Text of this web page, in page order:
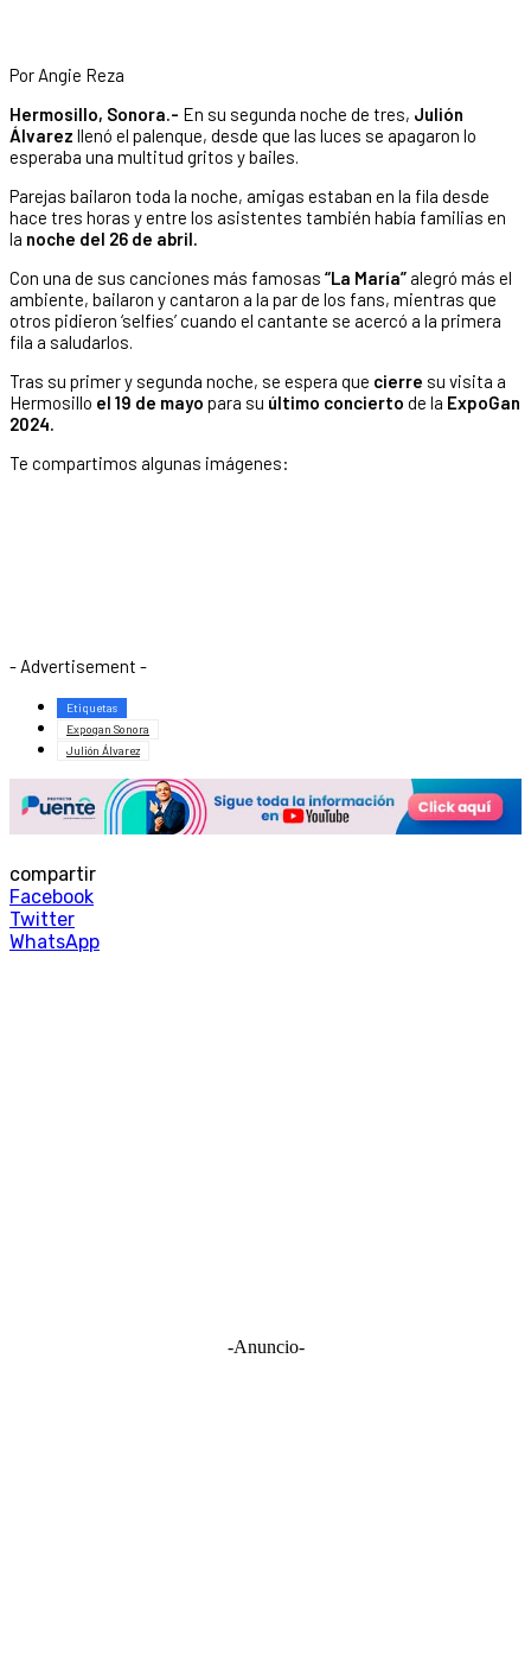
Por Angie Reza
Hermosillo, Sonora.- En su segunda noche de tres, Julión
Álvarez llenó el palenque, desde que las luces se apagaron lo
esperaba una multitud gritos y bailes.
Parejas bailaron toda la noche, amigas estaban en la fila desde
hace tres horas y entre los asistentes también había familias en
la noche del 26 de abril.
Con una de sus canciones más famosas “La María” alegró más el
ambiente, bailaron y cantaron a la par de los fans, mientras que
otros pidieron ‘selfies’ cuando el cantante se acercó a la primera
fila a saludarlos.
Tras su primer y segunda noche, se espera que cierre su visita a
Hermosillo el 19 de mayo para su último concierto de la ExpoGan
2024.
Te compartimos algunas imágenes:
- Advertisement -
Etiquetas
Expogan Sonora
Julión Álvarez
compartir
Facebook
Twitter
WhatsApp
-Anuncio-